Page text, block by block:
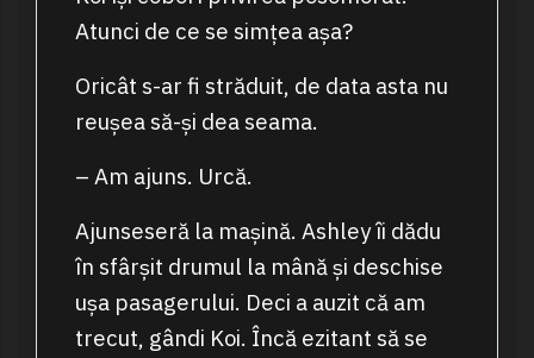
Atunci de ce se simțea așa?
Oricât s-ar fi străduit, de data asta nu
reușea să-și dea seama.
– Am ajuns. Urcă.
Ajunseseră la mașină. Ashley îi dădu
în sfârșit drumul la mână și deschise
ușa pasagerului. Deci a auzit că am
trecut, gândi Koi. Încă ezitant să se